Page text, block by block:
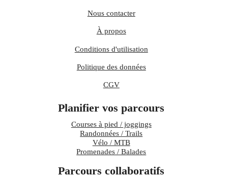
Nous contacter
À propos
Conditions d'utilisation
Politique des données
CGV
Planifier vos parcours
Courses à pied / joggings
Randonnées / Trails
Vélo / MTB
Promenades / Balades
Parcours collaboratifs